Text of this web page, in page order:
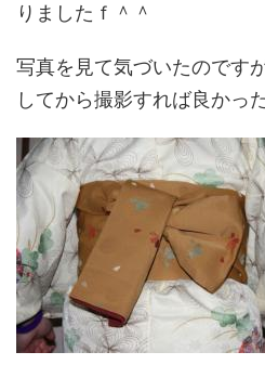
りましたｆ＾＾
写真を見て気づいたのです
してから撮影すれば良かっ